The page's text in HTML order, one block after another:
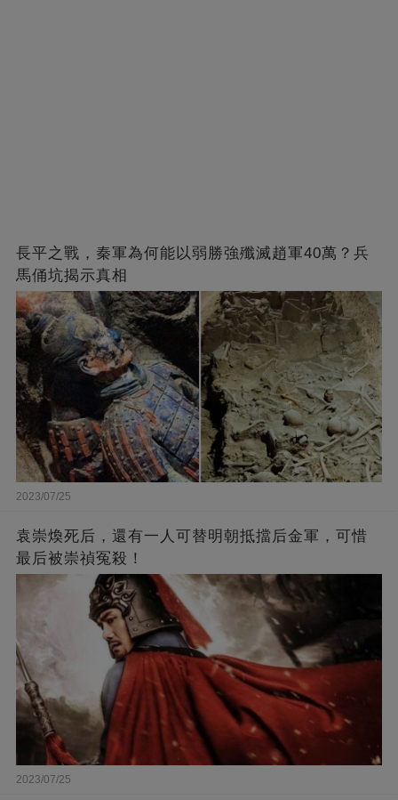
長平之戰，秦軍為何能以弱勝強殲滅趙軍40萬？兵
馬俑坑揭示真相
2023/07/25
袁崇煥死后，還有一人可替明朝抵擋后金軍，可惜
最后被崇禎冤殺！
2023/07/25